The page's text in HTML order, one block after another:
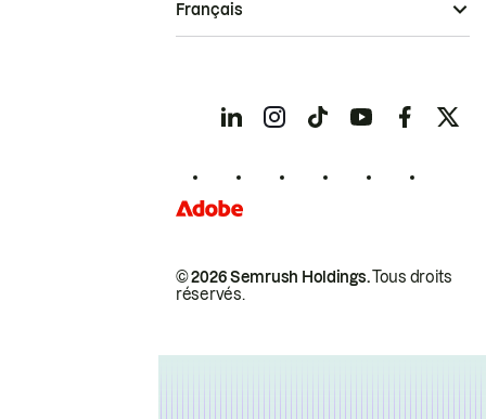
© 2026 Semrush Holdings.Tous droits
réservés.
Français